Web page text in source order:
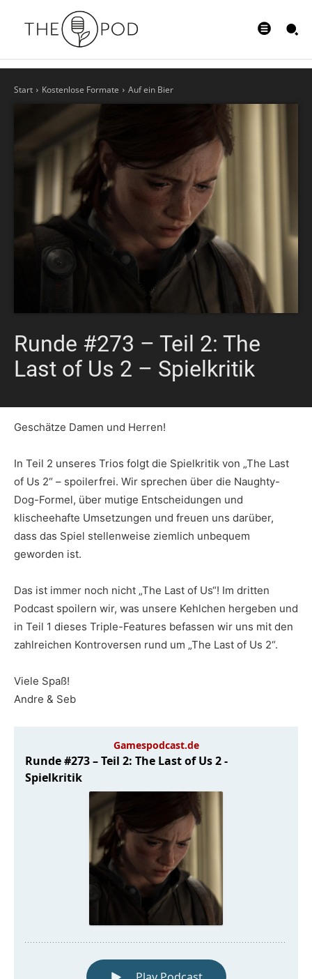
Start Kostenlose Formate Auf ein Bier
Runde #273 – Teil 2: The
Last of Us 2 – Spielkritik
Geschätze Damen und Herren!
In Teil 2 unseres Trios folgt die Spielkritik von „The Last
of Us 2“ – spoilerfrei. Wir sprechen über die Naughty-
Dog-Formel, über mutige Entscheidungen und
klischeehafte Umsetzungen und freuen uns darüber,
dass das Spiel stellenweise ziemlich unbequem
geworden ist.
Das ist immer noch nicht „The Last of Us“! Im dritten
Podcast spoilern wir, was unsere Kehlchen hergeben und
in Teil 1 dieses Triple-Features befassen wir uns mit den
zahlreichen Kontroversen rund um „The Last of Us 2“.
Viele Spaß!
Andre & Seb